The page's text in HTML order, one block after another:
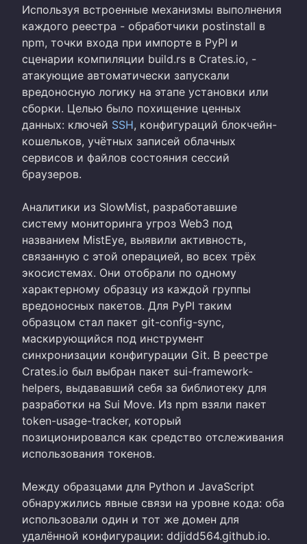
Используя встроенные механизмы выполнения
каждого реестра - обработчики postinstall в
npm, точки входа при импорте в PyPI и
сценарии компиляции build.rs в Crates.io, -
атакующие автоматически запускали
вредоносную логику на этапе установки или
сборки. Целью было похищение ценных
данных: ключей SSH, конфигураций блокчейн-
кошельков, учётных записей облачных
сервисов и файлов состояния сессий
браузеров.
Аналитики из SlowMist, разработавшие
систему мониторинга угроз Web3 под
названием MistEye, выявили активность,
связанную с этой операцией, во всех трёх
экосистемах. Они отобрали по одному
характерному образцу из каждой группы
вредоносных пакетов. Для PyPI таким
образцом стал пакет git-config-sync,
маскирующийся под инструмент
синхронизации конфигурации Git. В реестре
Crates.io был выбран пакет sui-framework-
helpers, выдававший себя за библиотеку для
разработки на Sui Move. Из npm взяли пакет
token-usage-tracker, который
позиционировался как средство отслеживания
использования токенов.
Между образцами для Python и JavaScript
обнаружились явные связи на уровне кода: оба
использовали один и тот же домен для
удалённой конфигурации: ddjidd564.github.io.